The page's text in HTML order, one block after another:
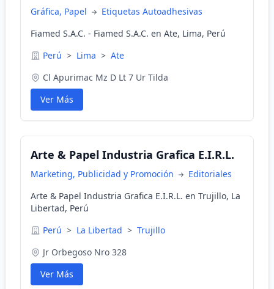
Gráfica, Papel
Etiquetas Autoadhesivas
Fiamed S.A.C. - Fiamed S.A.C. en Ate, Lima, Perú
Perú > Lima > Ate
Cl Apurimac Mz D Lt 7 Ur Tilda
Ver Más
Arte & Papel Industria Grafica E.I.R.L.
Marketing, Publicidad y Promoción
Editoriales
Arte & Papel Industria Grafica E.I.R.L. en Trujillo, La
Libertad, Perú
Perú > La Libertad > Trujillo
Jr Orbegoso Nro 328
Ver Más